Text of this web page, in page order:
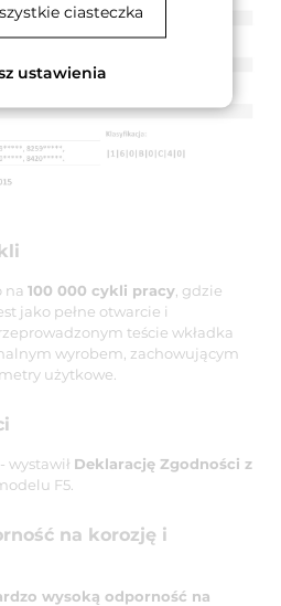
na 100 000 cykli pracy , gdzie
jako pełne otwarcie i
teście wkładka
wyrobem, zachowującym
użytkowe.
wystawił Deklarację Zgodności z
F5.
na korozję i
wysoką odporność na
ciasteczka
ustawienia